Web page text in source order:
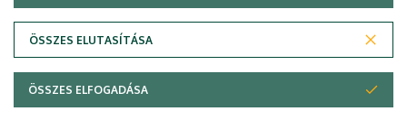
© 2026 Unideb
ÖSSZES ELUTASÍTÁSA
ÖSSZES ELFOGADÁSA